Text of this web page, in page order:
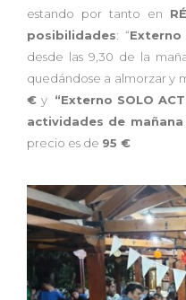
estando por tanto en
posibilidades: “Externo
desde las 9,30 de la
quedándose a almorzar y
€ y “Externo SOLO
actividades de
precio es de 95 €